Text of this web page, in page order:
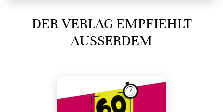
DER VERLAG EMPFIEHLT
AUSSERDEM